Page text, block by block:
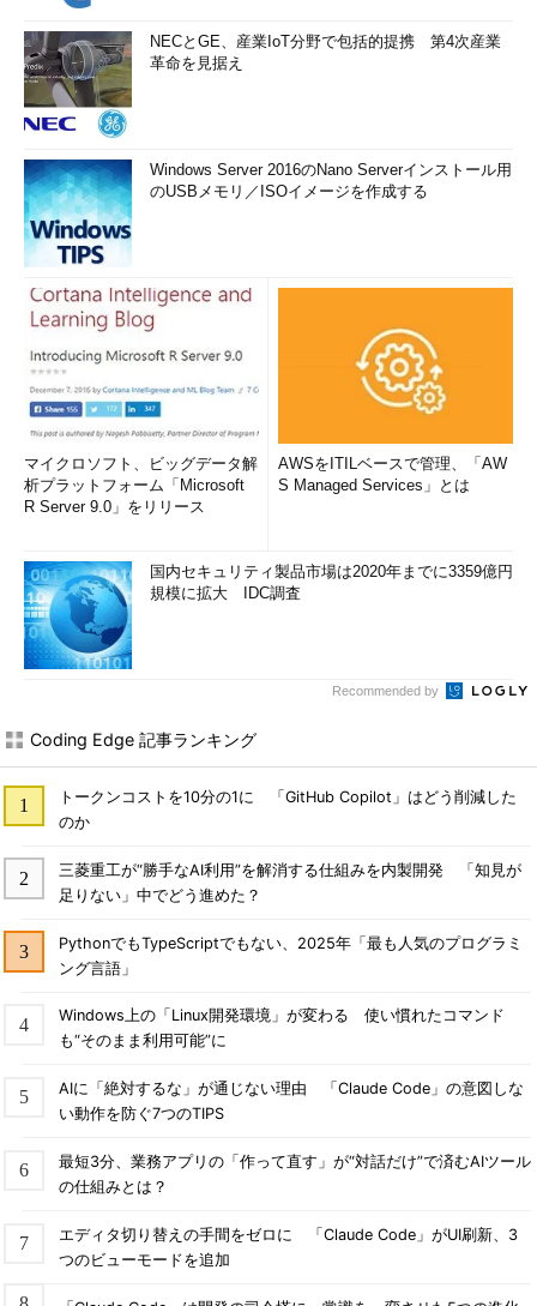
NECとGE、産業IoT分野で包括的提携 第4次産業
革命を見据え
Windows Server 2016のNano Serverインストール用
のUSBメモリ／ISOイメージを作成する
マイクロソフト、ビッグデータ解
析プラットフォーム「Microsoft
R Server 9.0」をリリース
AWSをITILベースで管理、「AW
S Managed Services」とは
国内セキュリティ製品市場は2020年までに3359億円
規模に拡大 IDC調査
Recommended by
Coding Edge 記事ランキング
トークンコストを10分の1に 「GitHub Copilot」はどう削減した
のか
三菱重工が“勝手なAI利用”を解消する仕組みを内製開発 「知見が
足りない」中でどう進めた？
PythonでもTypeScriptでもない、2025年「最も人気のプログラミ
ング言語」
Windows上の「Linux開発環境」が変わる 使い慣れたコマンド
も“そのまま利用可能”に
AIに「絶対するな」が通じない理由 「Claude Code」の意図しな
い動作を防ぐ7つのTIPS
最短3分、業務アプリの「作って直す」が“対話だけ”で済むAIツール
の仕組みとは？
エディタ切り替えの手間をゼロに 「Claude Code」がUI刷新、3
つのビューモードを追加